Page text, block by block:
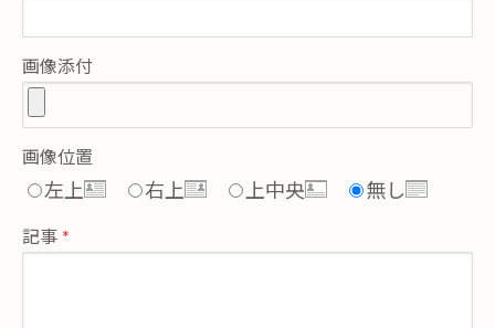
画像添付
画像位置
左上 右上 上中央 無し
記事